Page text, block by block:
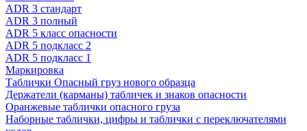
ADR 3 стандарт
ADR 3 полный
ADR 5 класс опасности
ADR 5 подкласс 2
ADR 5 подкласс 1
Маркировка
Таблички Опасный груз нового образца
Держатели (карманы) табличек и знаков опасности
Оранжевые таблички опасного груза
Наборные таблички, цифры и таблички с переключателями